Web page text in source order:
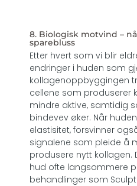
8. Biologisk motvind –
sparebluss
Etter hvert som vi blir
endringer i huden som
kollagenoppbyggingen
cellene som produserer
mindre aktive, samtidig
bindevev øker. Når
elastisitet, forsvinner
signalene som pleide å
produsere nytt kollagen.
hud ofte langsommere
behandlinger som